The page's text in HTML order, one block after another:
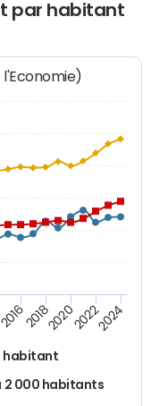
par habitant
l'Economie)
habitant
2 000 habitants
20162018202020222024